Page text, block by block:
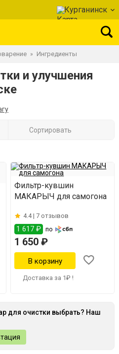
Курганинск
» Ингредиенты
и улучшения
Сортировать
Фильтр-кувшин
МАКАРЫЧ для самогона
4.4 |7 отзывов
1 617 ₽ по
1 650 ₽
Доставка за 1₽ !
для очистки выбрать? Наш